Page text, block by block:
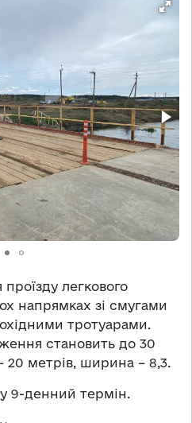
легкового
напрямках зі смугами
тротуарами.
становить до 30
метрів, ширина – 8,3.
9-денний термін.